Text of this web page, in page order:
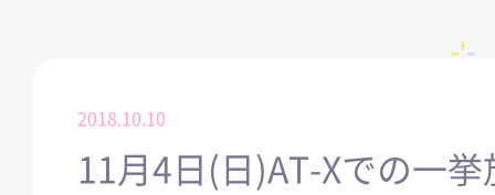
2018.10.10
11月4日(日)AT-Xでの一